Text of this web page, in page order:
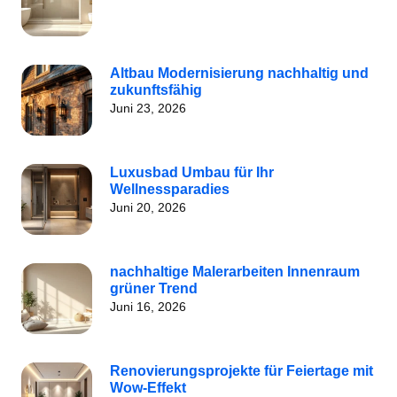
Altbau Modernisierung nachhaltig und
zukunftsfähig
Juni 23, 2026
Luxusbad Umbau für Ihr
Wellnessparadies
Juni 20, 2026
nachhaltige Malerarbeiten Innenraum
grüner Trend
Juni 16, 2026
Renovierungsprojekte für Feiertage mit
Wow-Effekt